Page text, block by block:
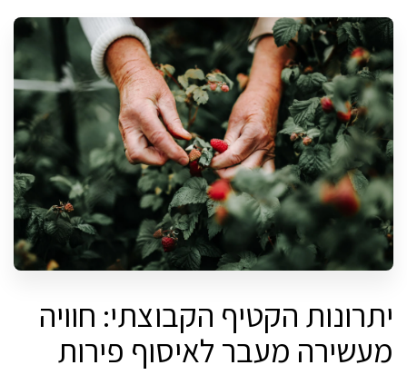
יתרונות הקטיף הקבוצתי: חוויה
מעשירה מעבר לאיסוף פירות